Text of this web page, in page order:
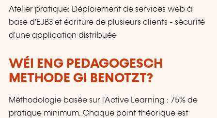
Atelier pratique: Déploiement de services web à
base d'EJB3 et écriture de plusieurs clients - sécurité
d'une application distribuée
WÉI ENG PEDAGOGESCH
METHODE GI BENOTZT?
Méthodologie basée sur l'Active Learning : 75% de
pratique minimum. Chaque point théorique est